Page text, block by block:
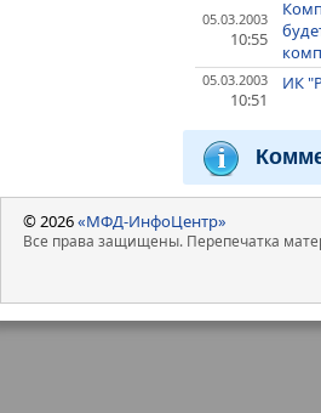
05.03.2003
10:55
05.03.2003
10:51
ИК
© 2026«МФД-ИнфоЦентр»
Все права защищены. Перепечатка